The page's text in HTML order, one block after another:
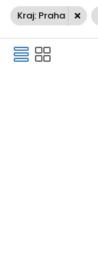
Kraj: Praha